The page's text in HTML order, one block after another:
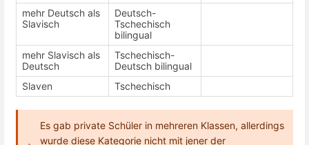
mehr Deutsch als
Slavisch
Deutsch-
Tschechisch
bilingual
mehr Slavisch als
Deutsch
Tschechisch-
Deutsch bilingual
Slaven
Tschechisch
Es gab private Schüler in mehreren Klassen, allerdings
wurde diese Kategorie nicht mit jener der